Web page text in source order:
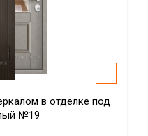
в отделке под
№19